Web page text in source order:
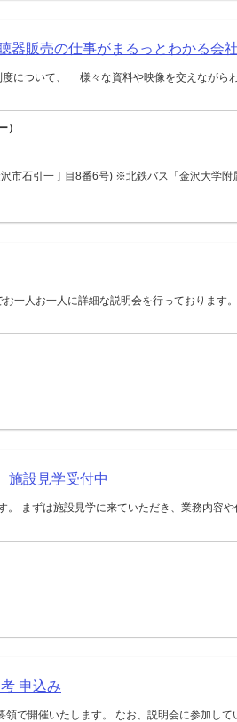
器販売の仕事がまるっとわかる会
について、 様々な資料や映像を交えながら
）
市石引一丁目8番6号) ※北鉄バス「金沢大学附
一人お一人に詳細な説明会を行っております
施設見学受付中
まずは施設見学に来ていただき、業務内容
申込み
で開催いたします。 なお、説明会に参加して